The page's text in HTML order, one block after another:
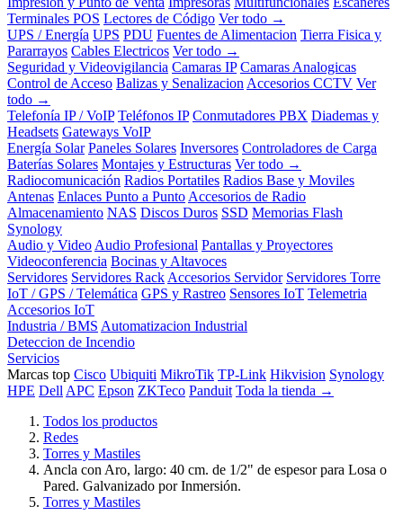
Terminales POS Lectores de Código Ver todo →
UPS / Energía UPS PDU Fuentes de Alimentacion Tierra Fisica y
Pararrayos Cables Electricos Ver todo →
Seguridad y Videovigilancia Camaras IP Camaras Analogicas
Control de Acceso Balizas y Senalizacion Accesorios CCTV Ver
todo →
Telefonía IP / VoIP Teléfonos IP Conmutadores PBX Diademas y
Headsets Gateways VoIP
Energía Solar Paneles Solares Inversores Controladores de Carga
Baterías Solares Montajes y Estructuras Ver todo →
Radiocomunicación Radios Portatiles Radios Base y Moviles
Antenas Enlaces Punto a Punto Accesorios de Radio
Almacenamiento NAS Discos Duros SSD Memorias Flash
Synology
Audio y Video Audio Profesional Pantallas y Proyectores
Videoconferencia Bocinas y Altavoces
Servidores Servidores Rack Accesorios Servidor Servidores Torre
IoT / GPS / Telemática GPS y Rastreo Sensores IoT Telemetria
Accesorios IoT
Industria / BMS Automatizacion Industrial
Deteccion de Incendio
Servicios
Marcas top Cisco Ubiquiti MikroTik TP-Link Hikvision Synology
HPE Dell APC Epson ZKTeco Panduit Toda la tienda →
Todos los productos
Redes
Torres y Mastiles
Ancla con Aro, largo: 40 cm. de 1/2" de espesor para Losa o
Pared. Galvanizado por Inmersión.
Torres y Mastiles